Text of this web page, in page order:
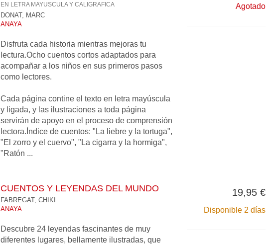
EN LETRA MAYUSCULA Y CALIGRAFICA
DONAT, MARC
ANAYA
Disfruta cada historia mientras mejoras tu
lectura.Ocho cuentos cortos adaptados para
acompañar a los niños en sus primeros pasos
como lectores.
Cada página contine el texto en letra mayúscula
y ligada, y las ilustraciones a toda página
servirán de apoyo en el proceso de comprensión
lectora.Índice de cuentos: "La liebre y la tortuga",
"El zorro y el cuervo", "La cigarra y la hormiga",
"Ratón ...
Agotado
CUENTOS Y LEYENDAS DEL MUNDO
FABREGAT, CHIKI
ANAYA
Descubre 24 leyendas fascinantes de muy
diferentes lugares, bellamente ilustradas, que
19,95 €
Disponible 2 días